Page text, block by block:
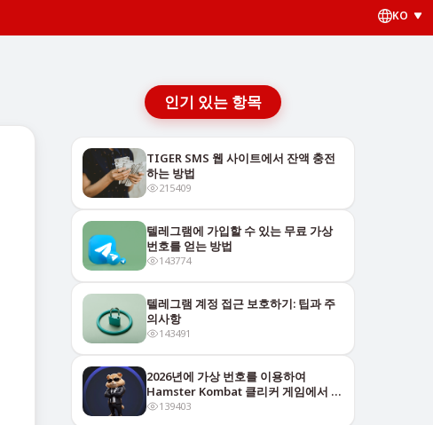
KO
인기 있는 항목
TIGER SMS 웹 사이트에서 잔액 충전
하는 방법
215409
텔레그램에 가입할 수 있는 무료 가상
번호를 얻는 방법
143774
텔레그램 계정 접근 보호하기: 팁과 주
의사항
143491
2026년에 가상 번호를 이용하여
Hamster Kombat 클리커 게임에서 어
떻게 돈을
139403